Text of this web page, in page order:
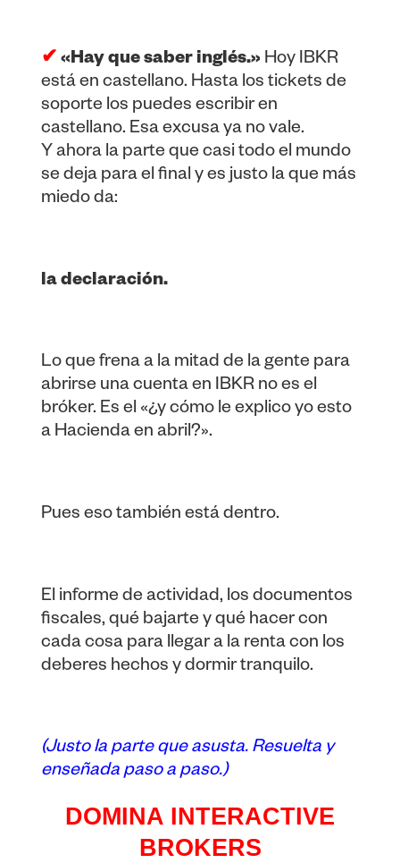
✔ «Hay que saber inglés.» Hoy IBKR
está en castellano. Hasta los tickets de
soporte los puedes escribir en
castellano. Esa excusa ya no vale.
Y ahora la parte que casi todo el mundo
se deja para el final y es justo la que más
miedo da:
la declaración.
Lo que frena a la mitad de la gente para
abrirse una cuenta en IBKR no es el
bróker. Es el «¿y cómo le explico yo esto
a Hacienda en abril?».
Pues eso también está dentro.
El informe de actividad, los documentos
fiscales, qué bajarte y qué hacer con
cada cosa para llegar a la renta con los
deberes hechos y dormir tranquilo.
(Justo la parte que asusta. Resuelta y
enseñada paso a paso.)
DOMINA INTERACTIVE
BROKERS